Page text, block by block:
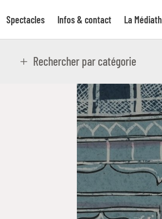
Spectacles Infos & contact La
Rechercher par catégorie